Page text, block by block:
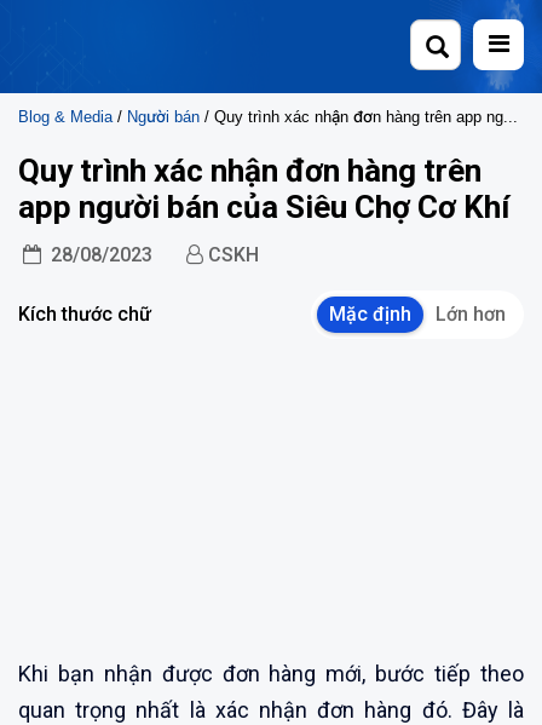
Blog & Media / Người bán / Quy trình xác nhận đơn hàng trên app người bán của Siêu Chợ Cơ Khí
Quy trình xác nhận đơn hàng trên
app người bán của Siêu Chợ Cơ Khí
28/08/2023 CSKH
Kích thước chữ Mặc định Lớn hơn
Khi bạn nhận được đơn hàng mới, bước tiếp theo
quan trọng nhất là xác nhận đơn hàng đó. Đây là